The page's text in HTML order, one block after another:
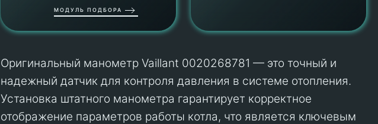
МОДУЛЬ ПОДБОРА
Оригинальный манометр Vaillant 0020268781 — это точный и
надежный датчик для контроля давления в системе отопления.
Установка штатного манометра гарантирует корректное
отображение параметров работы котла, что является ключевым